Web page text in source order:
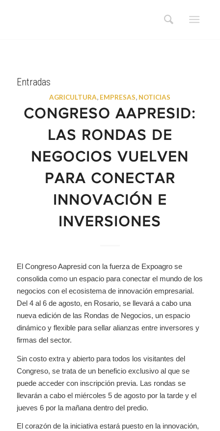
Entradas
AGRICULTURA, EMPRESAS, NOTICIAS
CONGRESO AAPRESID:
LAS RONDAS DE
NEGOCIOS VUELVEN
PARA CONECTAR
INNOVACIÓN E
INVERSIONES
El Congreso Aapresid con la fuerza de Expoagro se
consolida como un espacio para conectar el mundo de los
negocios con el ecosistema de innovación empresarial.
Del 4 al 6 de agosto, en Rosario, se llevará a cabo una
nueva edición de las Rondas de Negocios, un espacio
dinámico y flexible para sellar alianzas entre inversores y
firmas del sector.
Sin costo extra y abierto para todos los visitantes del
Congreso, se trata de un beneficio exclusivo al que se
puede acceder con inscripción previa. Las rondas se
llevarán a cabo el miércoles 5 de agosto por la tarde y el
jueves 6 por la mañana dentro del predio.
El corazón de la iniciativa estará puesto en la innovación,